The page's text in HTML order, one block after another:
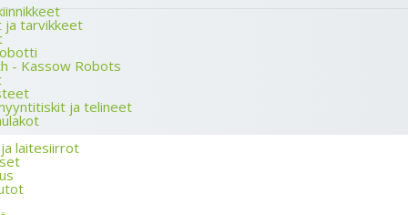
ja tarvikkeet
- Kassow Robots
ja telineet
laitesiirrot